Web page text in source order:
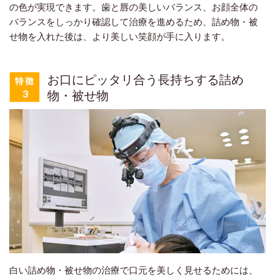
の色が実現できます。歯と唇の美しいバランス、お顔全体の
バランスをしっかり確認して治療を進めるため、詰め物・被
せ物を入れた後は、より美しい笑顔が手に入ります。
お口にピッタリ合う長持ちする詰め
物・被せ物
白い詰め物・被せ物の治療で口元を美しく見せるためには、